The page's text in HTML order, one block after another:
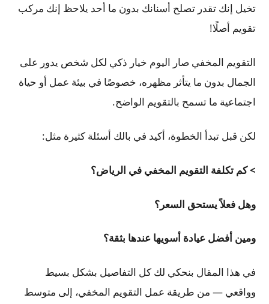
تخيل إنك تقدر تصلح أسنانك بدون ما أحد يلاحظ إنك مركب
تقويم أصلًا!
التقويم المخفي صار اليوم خيار ذكي لكل شخص يدور على
الجمال بدون ما يتأثر مظهره، خصوصًا في بيئة عمل أو حياة
اجتماعية ما تسمح بالتقويم الواضح.
لكن قبل تبدأ الخطوة، أكيد في بالك أسئلة كثيرة مثل:
> كم تكلفة التقويم المخفي في الرياض؟
وهل فعلاً يستحق السعر؟
ومين أفضل عيادة أسويها عندها بثقة؟
في هذا المقال بنحكي لك كل التفاصيل بشكل بسيط
وواقعي — من طريقة عمل التقويم المخفي، إلى متوسط